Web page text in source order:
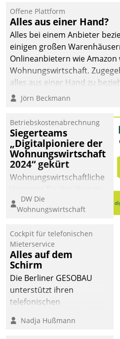
einsehen und ändern
oder
Schadensmeldungen
abgeben – rund um die
Uhr.
Offene Plattform
Alles aus einer Hand?
Alles bei einem Anbieter
einigen großen
Onlineanbietern wie
Wohnungswirtschaft.
alles aus einer Hand zu
Jörn Beckmann
Betriebskostenabrechnung
Siegerteams
„Digitalpioniere der
Wohnungswirtschaft
2024“ gekürt
Wohnungswirtschaftliche
eine digitale Zukunft zu
finden, ist das Ziel des
der
Wohnungswirtschaft“.
Bewerben können sich
dafür ein Team
bestehend aus
Wohnungsunternehmen
und PropTech.
DW Die
Wohnungswirtschaft
Cockpit für telefonischen
Mieterservice
Alles auf dem
Schirm
Die Berliner GESOBAU
unterstützt ihren
telefonischen
digitalen Cockpit, das
Nadja Hußmann